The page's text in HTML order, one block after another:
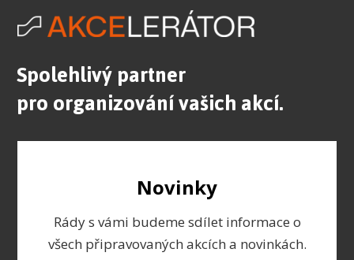
Spolehlivý partner
pro organizování vašich akcí.
Novinky
Rády s vámi budeme sdílet informace o
všech připravovaných akcích a novinkách.